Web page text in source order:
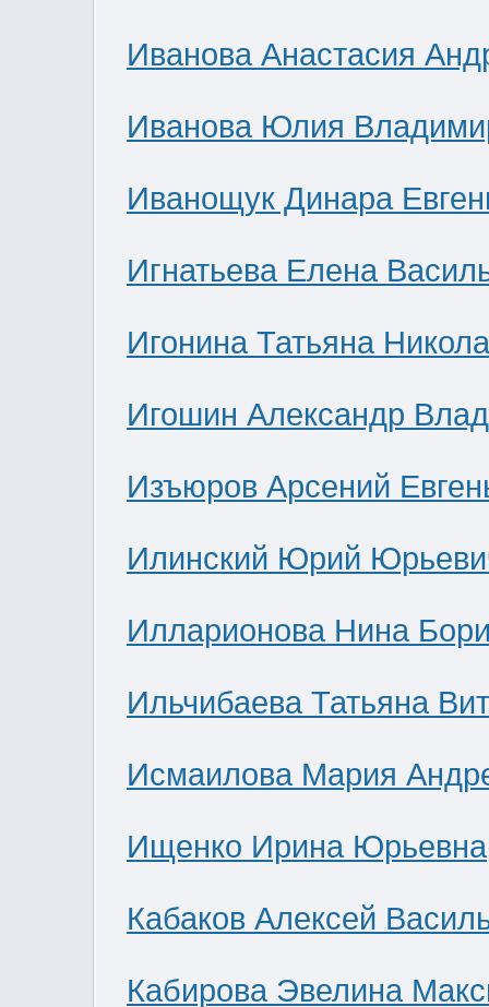
Иванова Анастасия
Иванова Юлия
Иванощук Динара
Игнатьева Елена
Игонина Татьяна
Игошин Александр
Изъюров Арсений
Илинский Юрий
Илларионова Нина
Ильчибаева Татьяна
Исмаилова Мария
Ищенко Ирина Юрьевна
Кабаков Алексей
Кабирова Эвелина